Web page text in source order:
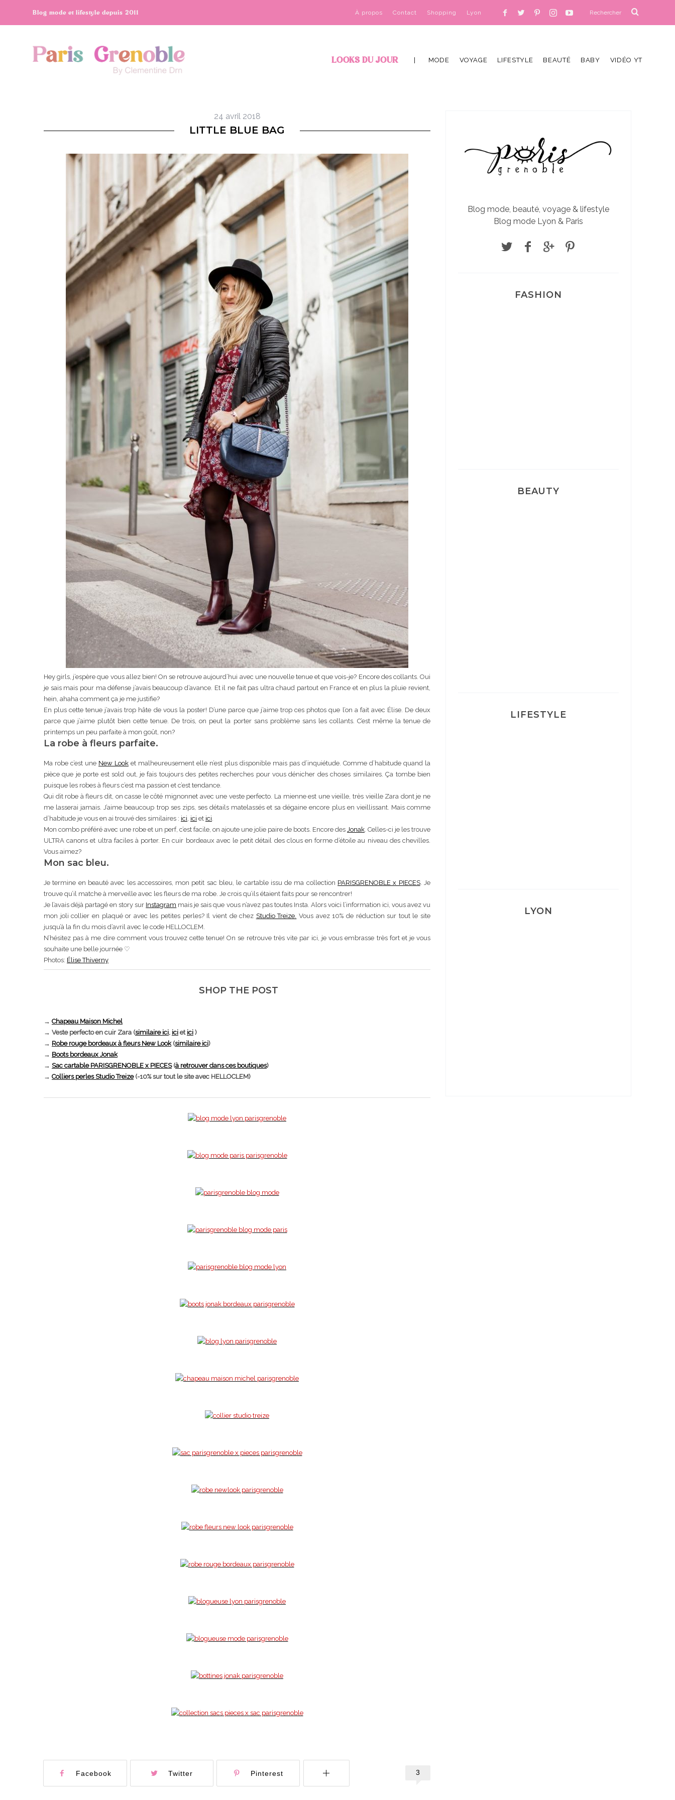
À propos Contact Shopping Lyon
Blog mode et lifestyle depuis 2011
LOOKS DU JOUR MODE VOYAGE LIFESTYLE BEAUTÉ BABY VIDÉO YT
24 avril 2018
LITTLE BLUE BAG
Hey girls, j’espère que vous allez bien! On se retrouve aujourd’hui avec une nouvelle tenue et que vois-je? Encore des collants. Oui
je sais mais pour ma défense j’avais beaucoup d’avance. Et il ne fait pas ultra chaud partout en France et en plus la pluie revient,
hein, ahaha comment ça je me justifie?
En plus cette tenue j’avais trop hâte de vous la poster! D’une parce que j’aime trop ces photos que l’on a fait avec Élise. De deux
parce que j’aime plutôt bien cette tenue. De trois, on peut la porter sans problème sans les collants. C’est même la tenue de
printemps un peu parfaite à mon goût, non?
La robe à fleurs parfaite.
Ma robe c’est une New Look et malheureusement elle n’est plus disponible mais pas d’inquiétude. Comme d’habitude quand la
pièce que je porte est sold out, je fais toujours des petites recherches pour vous dénicher des choses similaires. Ça tombe bien
puisque les robes à fleurs c’est ma passion et c’est tendance.
Qui dit robe à fleurs dit, on casse le côté mignonnet avec une veste perfecto. La mienne est une vieille, très vieille Zara dont je ne
me lasserai jamais. J’aime beaucoup trop ses zips, ses détails matelassés et sa dégaine encore plus en vieillissant. Mais comme
d’habitude je vous en ai trouvé des similaires : ici, ici et ici.
Mon combo préféré avec une robe et un perf, c’est facile, on ajoute une jolie paire de boots. Encore des Jonak. Celles-ci je les trouve
ULTRA canons et ultra faciles à porter. En cuir bordeaux avec le petit détail des clous en forme d’étoile au niveau des chevilles.
Vous aimez?
Mon sac bleu.
Je termine en beauté avec les accessoires, mon petit sac bleu, le cartable issu de ma collection PARISGRENOBLE x PIECES. Je
trouve qu’il matche à merveille avec les fleurs de ma robe. Je crois qu’ils étaient faits pour se rencontrer!
Je l’avais déjà partagé en story sur Instagram mais je sais que vous n’avez pas toutes Insta. Alors voici l’information ici, vous avez vu
mon joli collier en plaqué or avec les petites perles? Il vient de chez Studio Treize. Vous avez 10% de réduction sur tout le site
jusqu’à la fin du mois d’avril avec le code HELLOCLEM.
N’hésitez pas à me dire comment vous trouvez cette tenue! On se retrouve très vite par ici, je vous embrasse très fort et je vous
souhaite une belle journée ♡
Photos: Élise Thiverny
SHOP THE POST
→ Chapeau Maison Michel
→ Veste perfecto en cuir Zara (similaire ici, ici et ici )
→ Robe rouge bordeaux à fleurs New Look(similaire ici)
→ Boots bordeaux Jonak
→ Sac cartable PARISGRENOBLE x PIECES(à retrouver dans ces boutiques)
→ Colliers perles Studio Treize(-10% sur tout le site avec HELLOCLEM)
3
Facebook Twitter Pinterest
Blog mode, beauté, voyage & lifestyle
Blog mode Lyon & Paris
FASHION
BEAUTY
LIFESTYLE
LYON